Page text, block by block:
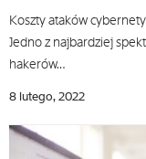
Koszty ataków
Jedno z najbardziej
hakerów…
8 lutego, 2022